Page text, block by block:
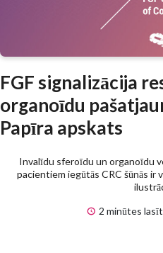
FGF signalizācija
organoīdu
Papīra apskats
Invalīdu sferoīdu un organoīdu
pacientiem iegūtās CRC šūnās ir
2 minūtes lasīt